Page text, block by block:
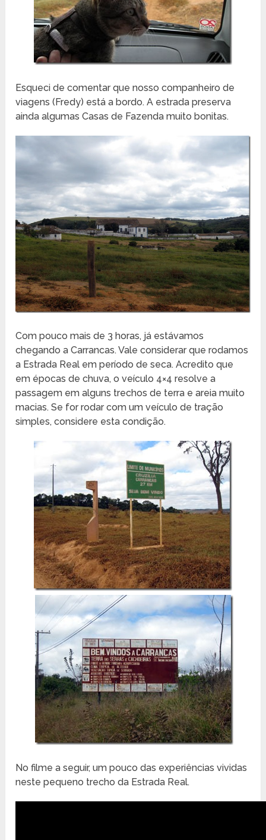
Esqueci de comentar que nosso companheiro de
viagens (Fredy) está a bordo. A estrada preserva
ainda algumas Casas de Fazenda muito bonitas.
Com pouco mais de 3 horas, já estávamos
chegando a Carrancas. Vale considerar que rodamos
a Estrada Real em período de seca. Acredito que
em épocas de chuva, o veículo 4×4 resolve a
passagem em alguns trechos de terra e areia muito
macias. Se for rodar com um veículo de tração
simples, considere esta condição.
No filme a seguir, um pouco das experiências vividas
neste pequeno trecho da Estrada Real.